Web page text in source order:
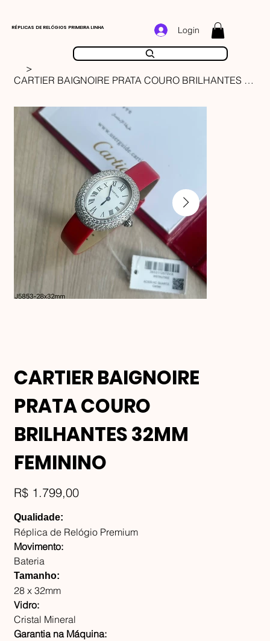
RÉPLICAS DE RELÓGIOS PRIMEIRA LINHA Login
>
CARTIER BAIGNOIRE PRATA COURO BRILHANTES 32MM FEMININO
CARTIER BAIGNOIRE
PRATA COURO
BRILHANTES 32MM
FEMININO
Preço
R$ 1.799,00
Qualidade:
Réplica de Relógio Premium
Movimento:
Bateria
Tamanho:
28 x 32mm
Vidro:
Cristal Mineral
Garantia na Máquina: